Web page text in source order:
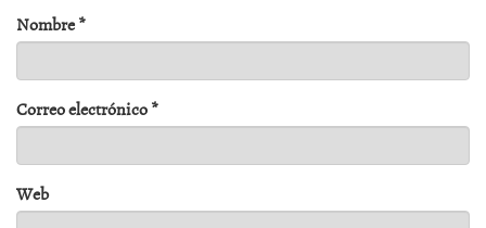
Nombre*
Correo electrónico*
Web